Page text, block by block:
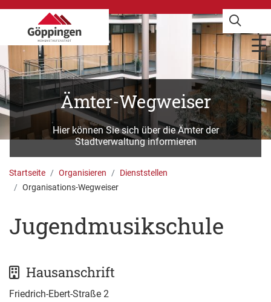
Ämter-Wegweiser
Hier können Sie sich über die Ämter der
Stadtverwaltung informieren
Startseite Organisieren
Dienststellen
Organisations-Wegweiser
Jugendmusikschule
Hausanschrift
Friedrich-Ebert-Straße 2